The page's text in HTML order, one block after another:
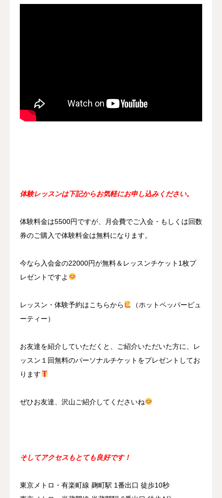
体験レッスンは下記からお気軽にお申し込みください。
体験料金は5500円ですが、月会費でご入会・もしくは回数
券のご購入で体験料金は無料になります。
今なら入会金の22000円が無料＆レッスンチケット1枚プ
レゼントですよ
レッスン・体験予約はこちらから
（ホットペッパービュ
ーティー）
お友達を紹介していただくと、ご紹介いただいた方に、レ
ッスン１回無料のパーソナルチケットをプレゼントしてお
ります
ぜひお友達、沢山ご紹介してくださいね
そしてアクセスもとても良好です！
東京メトロ・有楽町線 麹町駅 1番出口 徒歩10秒